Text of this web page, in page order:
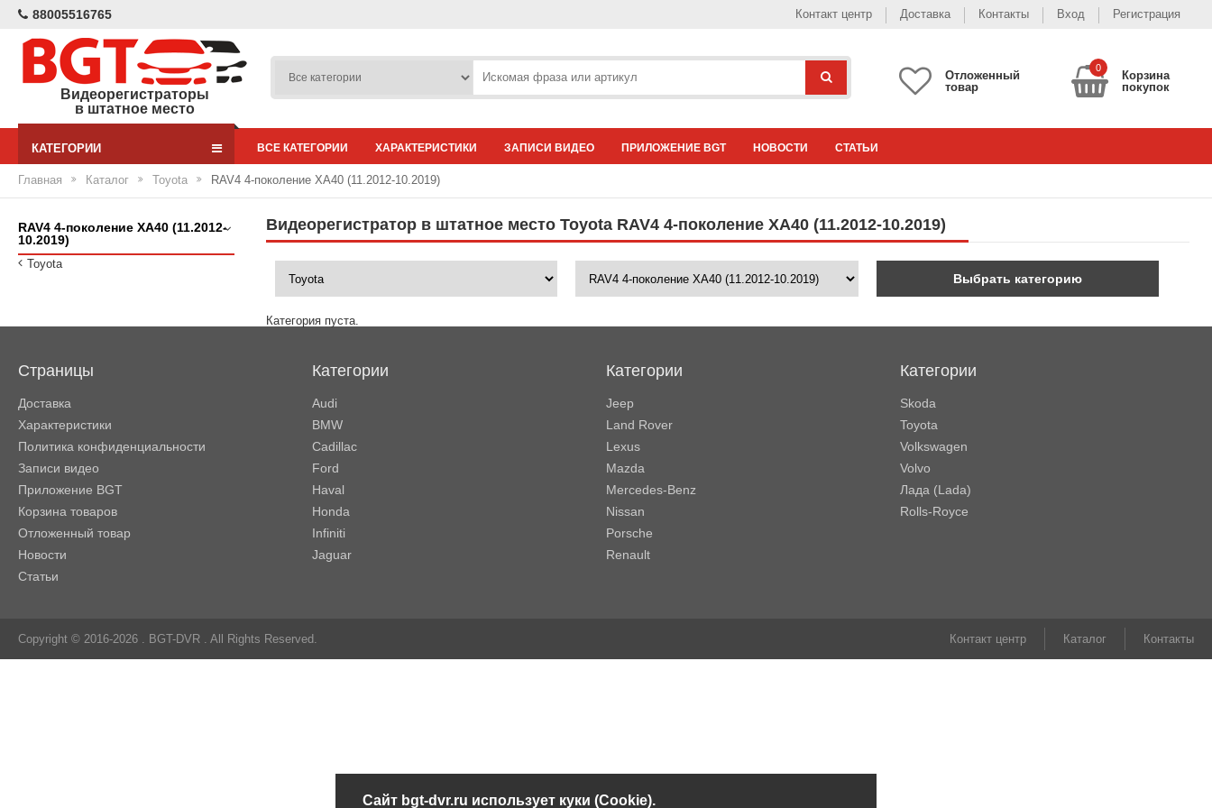
88005516765 Контакт центр Доставка Контакты Вход Регистрация
Видеорегистраторы
в штатное место
Отложенный
товар
0
Корзина
покупок
КАТЕГОРИИ ВСЕ КАТЕГОРИИ ХАРАКТЕРИСТИКИ ЗАПИСИ ВИДЕО ПРИЛОЖЕНИЕ BGT НОВОСТИ СТАТЬИ
Главная Каталог Toyota RAV4 4-поколение XA40 (11.2012-10.2019)
RAV4 4-поколение XA40 (11.2012-
10.2019)
Toyota
Видеорегистратор в штатное место Toyota RAV4 4-поколение XA40 (11.2012-10.2019)
Выбрать категорию
Категория пуста.
Страницы
Доставка
Характеристики
Политика конфиденциальности
Записи видео
Приложение BGT
Корзина товаров
Отложенный товар
Новости
Статьи
Категории
Audi
BMW
Cadillac
Ford
Haval
Honda
Infiniti
Jaguar
Категории
Jeep
Land Rover
Lexus
Mazda
Mercedes-Benz
Nissan
Porsche
Renault
Категории
Skoda
Toyota
Volkswagen
Volvo
Лада (Lada)
Rolls-Royce
Copyright © 2016-2026 . BGT-DVR . All Rights Reserved. Контакт центр Каталог Контакты
Сайт bgt-dvr.ru использует куки (Cookie).